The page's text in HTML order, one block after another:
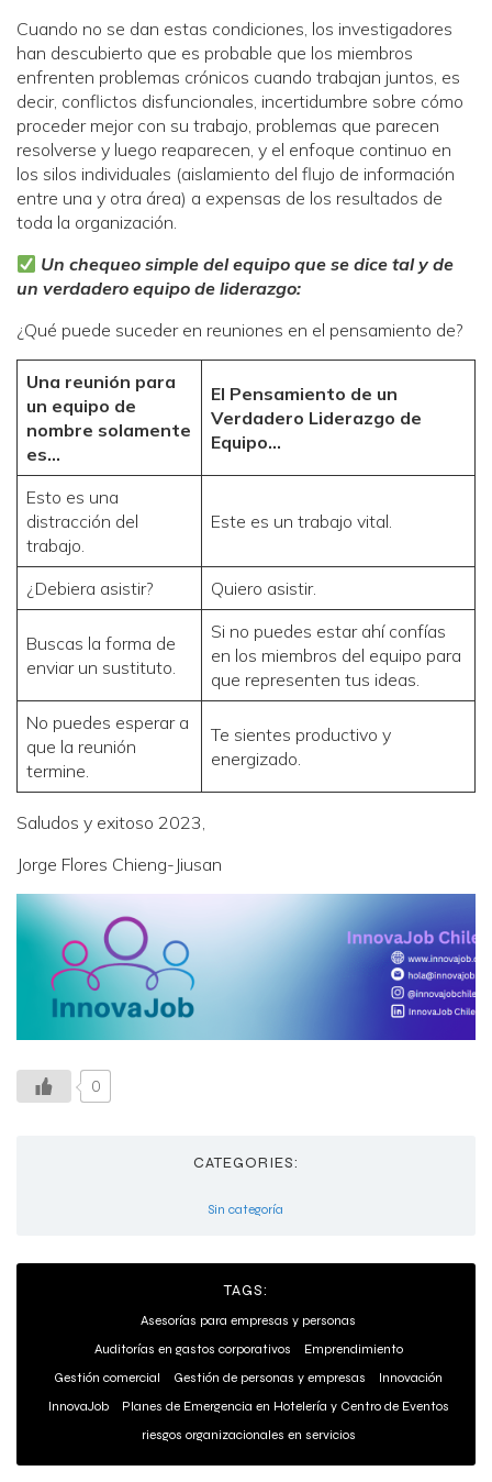
Cuando no se dan estas condiciones, los investigadores
han descubierto que es probable que los miembros
enfrenten problemas crónicos cuando trabajan juntos, es
decir, conflictos disfuncionales, incertidumbre sobre cómo
proceder mejor con su trabajo, problemas que parecen
resolverse y luego reaparecen, y el enfoque continuo en
los silos individuales (aislamiento del flujo de información
entre una y otra área) a expensas de los resultados de
toda la organización.
Un chequeo simple del equipo que se dice tal y de
un verdadero equipo de liderazgo:
¿Qué puede suceder en reuniones en el pensamiento de?
Una reunión para
un equipo de
nombre solamente
es…
El Pensamiento de un
Verdadero Liderazgo de
Equipo…
Esto es una
distracción del
trabajo.
Este es un trabajo vital.
¿Debiera asistir? Quiero asistir.
Buscas la forma de
enviar un sustituto.
Si no puedes estar ahí confías
en los miembros del equipo para
que representen tus ideas.
No puedes esperar a
que la reunión
termine.
Te sientes productivo y
energizado.
Saludos y exitoso 2023,
Jorge Flores Chieng-Jiusan
0
CATEGORIES:
Sin categoría
TAGS:
Asesorías para empresas y personas
Auditorías en gastos corporativos
Emprendimiento
Gestión comercial
Gestión de personas y empresas
Innovación
InnovaJob
Planes de Emergencia en Hotelería y Centro de Eventos
riesgos organizacionales en servicios